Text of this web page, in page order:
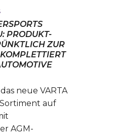
PRODUKT-
ZUR
neue VARTA
auf
AGM-